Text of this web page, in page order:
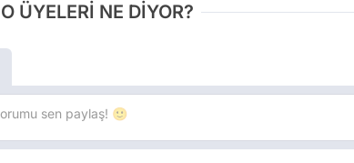
ÜYELERİ NE DİYOR?